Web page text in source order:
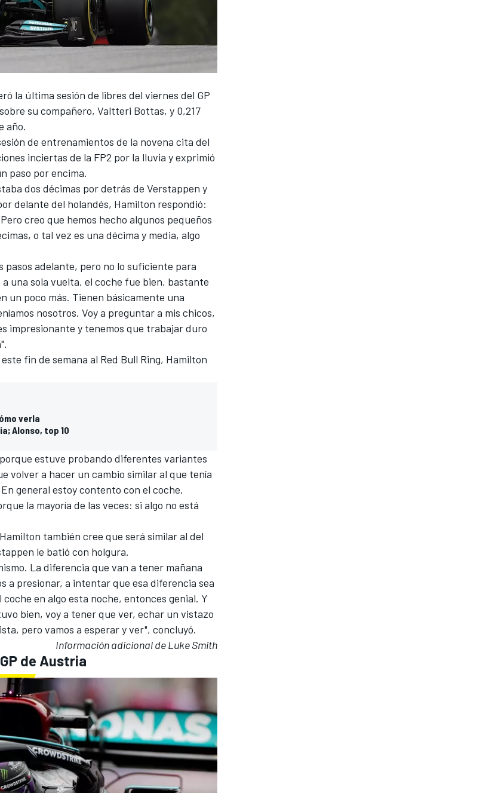
la última sesión de libres del viernes del GP
su compañero, Valtteri Bottas, y 0,217
año.
de entrenamientos de la novena cita del
inciertas de la FP2 por la lluvia y exprimió
paso por encima.
dos décimas por detrás de Verstappen y
delante del holandés, Hamilton respondió:
creo que hemos hecho algunos pequeños
o tal vez es una décima y media, algo
adelante, pero no lo suficiente para
una sola vuelta, el coche fue bien, bastante
un poco más. Tienen básicamente una
nosotros. Voy a preguntar a mis chicos,
impresionante y tenemos que trabajar duro
fin de semana al Red Bull Ring, Hamilton
verla
Alonso, top 10
estuve probando diferentes variantes
volver a hacer un cambio similar al que tenía
general estoy contento con el coche.
la mayoría de las veces: si algo no está
también cree que será similar al del
le batió con holgura.
La diferencia que van a tener mañana
a presionar, a intentar que esa diferencia sea
en algo esta noche, entonces genial. Y
bien, voy a tener que ver, echar un vistazo
pero vamos a esperar y ver", concluyó.
Información adicional de Luke Smith
de Austria